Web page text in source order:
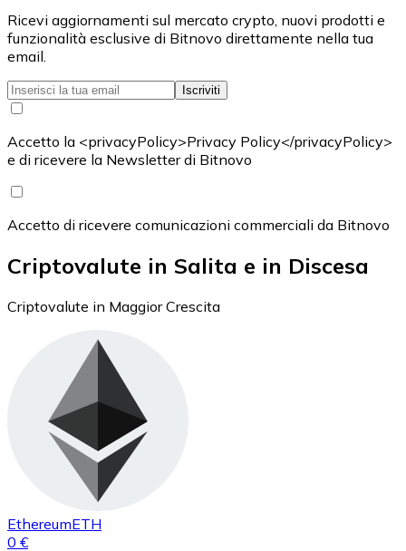
Ricevi aggiornamenti sul mercato crypto, nuovi prodotti e
funzionalità esclusive di Bitnovo direttamente nella tua
email.
Iscriviti
Accetto la <privacyPolicy>Privacy Policy</privacyPolicy>
e di ricevere la Newsletter di Bitnovo
Accetto di ricevere comunicazioni commerciali da Bitnovo
Criptovalute in Salita e in Discesa
Criptovalute in Maggior Crescita
EthereumETH
0 €